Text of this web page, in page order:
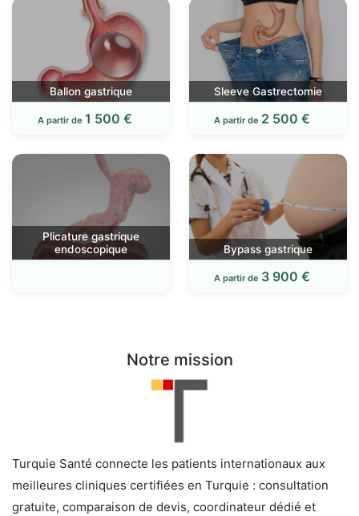
Ballon gastrique
A partir de 1 500 €
Sleeve Gastrectomie
A partir de 2 500 €
Plicature gastrique
endoscopique
Bypass gastrique
A partir de 3 900 €
Notre mission
Turquie Santé connecte les patients internationaux aux
meilleures cliniques certifiées en Turquie : consultation
gratuite, comparaison de devis, coordinateur dédié et